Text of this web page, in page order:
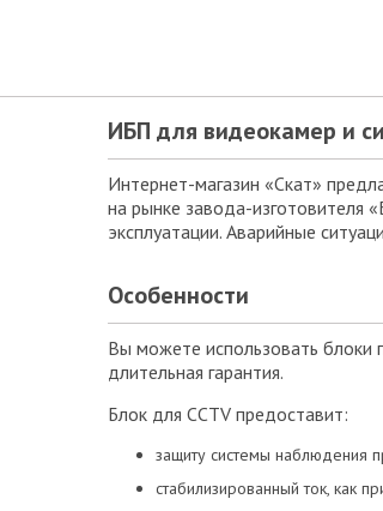
ИБП для видеокамер и
Интернет-магазин «Скат»
на рынке завода-изготовителя
эксплуатации. Аварийные
Особенности
Вы можете использовать блоки
длительная гарантия.
Блок для CCTV предоставит:
защиту системы наблюдения
стабилизированный ток, как